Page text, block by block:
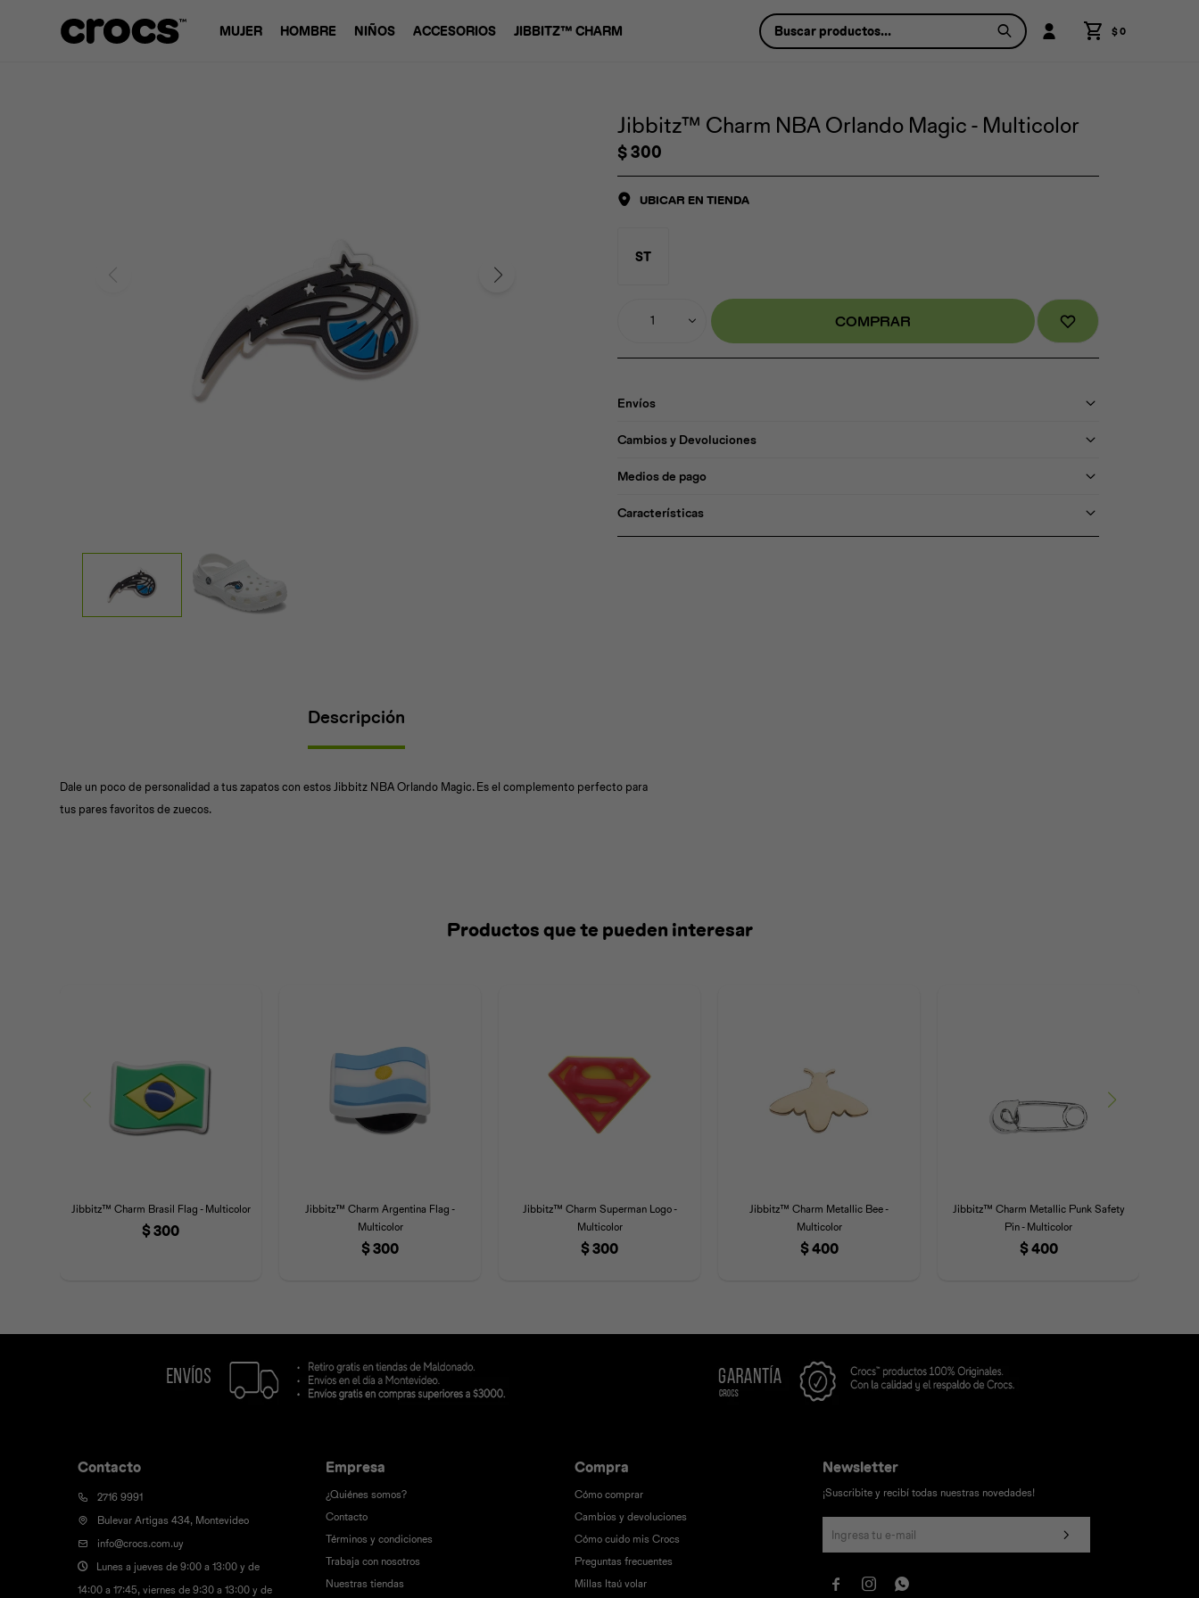
MUJER HOMBRE NIÑOS ACCESORIOS JIBBITZ™ CHARM $0
Jibbitz™ Charm NBA Orlando Magic - Multicolor
$300
UBICAR EN TIENDA
ST
1 COMPRAR
Envíos
Cambios y Devoluciones
Medios de pago
Características
Descripción
Dale un poco de personalidad a tus zapatos con estos Jibbitz NBA Orlando Magic. Es el complemento perfecto para
tus pares favoritos de zuecos.
Productos que te pueden interesar
Jibbitz™ Charm Brasil Flag - Multicolor
$300
Jibbitz™ Charm Argentina Flag -
Multicolor
$300
Jibbitz™ Charm Superman Logo -
Multicolor
$300
Jibbitz™ Charm Metallic Bee -
Multicolor
$400
Jibbitz™ Charm Metallic Punk Safety
Pin - Multicolor
$400
Contacto
2716 9991
Bulevar Artigas 434, Montevideo
info@crocs.com.uy
Lunes a jueves de 9:00 a 13:00 y de
14:00 a 17:45, viernes de 9:30 a 13:00 y de
Empresa
¿Quiénes somos?
Contacto
Términos y condiciones
Trabaja con nosotros
Nuestras tiendas
Compra
Cómo comprar
Cambios y devoluciones
Cómo cuido mis Crocs
Preguntas frecuentes
Millas Itaú volar
Newsletter
¡Suscribite y recibí todas nuestras novedades!
  